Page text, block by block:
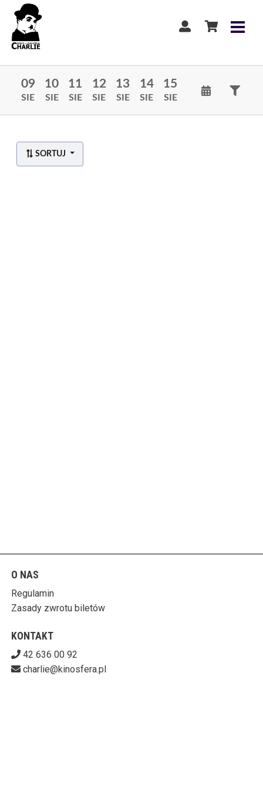
09
SIE
10
SIE
11
SIE
12
SIE
13
SIE
14
SIE
15
SIE
SORTUJ
O NAS
Regulamin
Zasady zwrotu biletów
KONTAKT
42 636 00 92
charlie@kinosfera.pl